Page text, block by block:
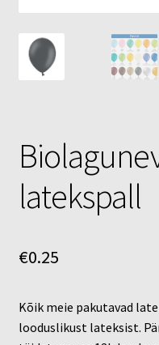
latekspall
€0.25
Kõik meie pakutavad
looduslikust lateksist.